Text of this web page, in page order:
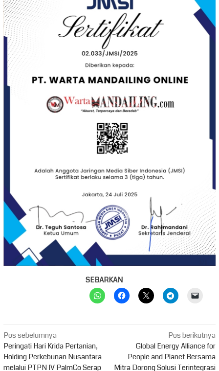
SEBARKAN
Navigasi
pos
Pos sebelumnya
Peringati Hari Krida Pertanian,
Holding Perkebunan Nusantara
melalui PTPN IV PalmCo Serap
Pos berikutnya
Global Energy Alliance for
People and Planet Bersama
Mitra Dorong Solusi Terintegrasi